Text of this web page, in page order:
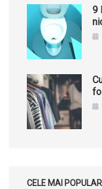
9
CELE MAI